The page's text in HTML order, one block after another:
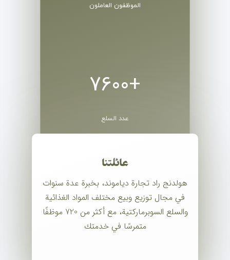
الموظفون العاملون
+7600
عدد السلع
عائلتنا
هولدنج راد تجارة دياموند، بخبرة عدة سنوات
في مجال توزيع وبيع مختلف المواد الغذائية
والسلع السوبرماركتية، مع أكثر من 720 موظفًا
متمرسًا في خدمتك